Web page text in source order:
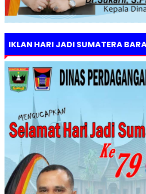
IKLAN HARI JADI SUMATERA